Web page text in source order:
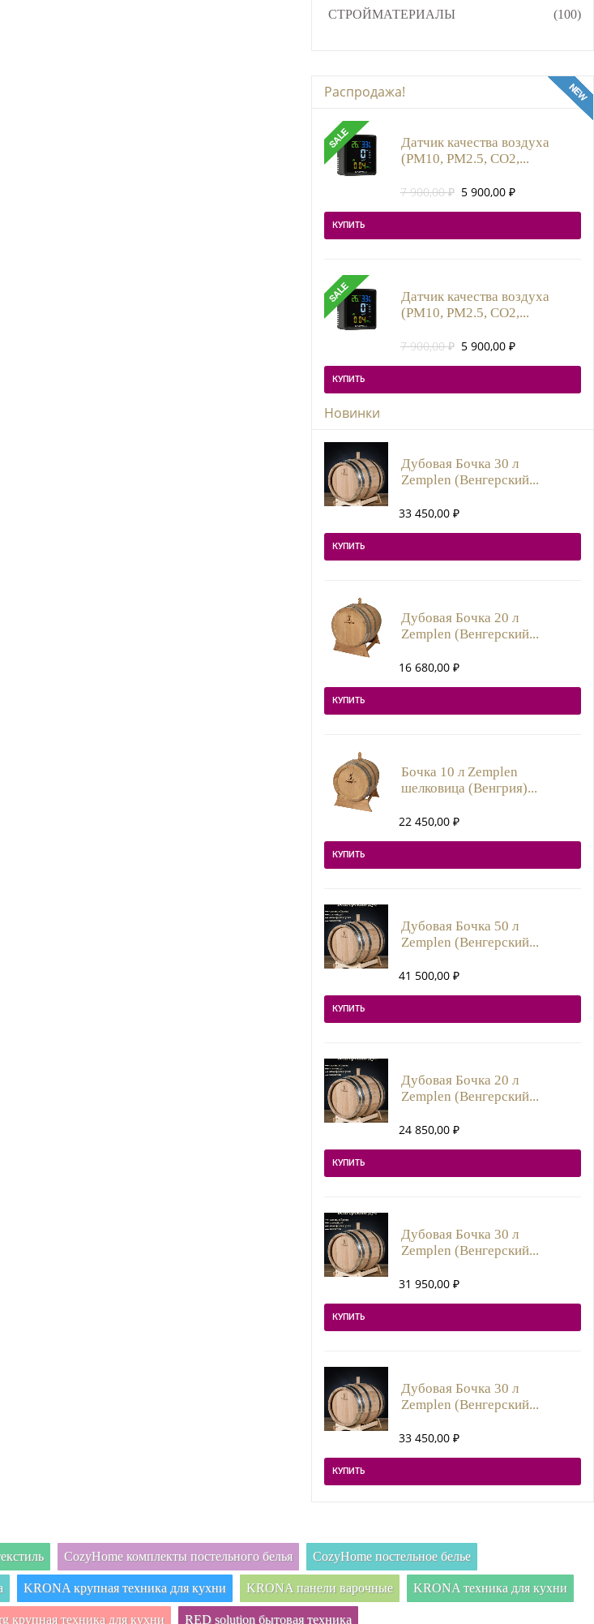
СТРОЙМАТЕРИАЛЫ
(100)
Распродажа!
Датчик качества воздуха
(PM10, PM2.5, CO2,...
7 900,00₽ Первоначальная
7
5 900,00 ₽
900,00 ₽.
КУПИТЬ
Датчик качества воздуха
(PM10, PM2.5, CO2,...
7 900,00₽ Первоначальная
7
5 900,00 ₽
900,00 ₽.
КУПИТЬ
Новинки
Дубовая Бочка 30 л
Zemplen (Венгерский...
33 450,00 ₽
КУПИТЬ
Дубовая Бочка 20 л
Zemplen (Венгерский...
16 680,00 ₽
КУПИТЬ
Бочка 10 л Zemplen
шелковица (Венгрия)...
22 450,00 ₽
КУПИТЬ
Дубовая Бочка 50 л
Zemplen (Венгерский...
41 500,00 ₽
КУПИТЬ
Дубовая Бочка 20 л
Zemplen (Венгерский...
24 850,00 ₽
КУПИТЬ
Дубовая Бочка 30 л
Zemplen (Венгерский...
31 950,00 ₽
КУПИТЬ
Дубовая Бочка 30 л
Zemplen (Венгерский...
33 450,00 ₽
КУПИТЬ
CozyHome комплекты постельного белья CozyHome постельное белье
KRONA крупная техника для кухни KRONA панели варочные KRONA техника для кухни
крупная техника для кухни RED solution бытовая техника